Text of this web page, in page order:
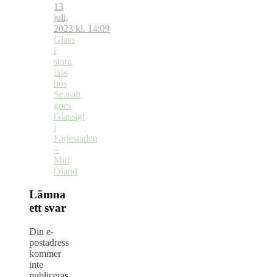
13
juli,
2023 kl. 14:09
Glass
i
stora
lass
hos
Seasalt
goes
Glassigt
i
Färjestaden
–
Mitt
Öland
Lämna
ett svar
Din e-
postadress
kommer
inte